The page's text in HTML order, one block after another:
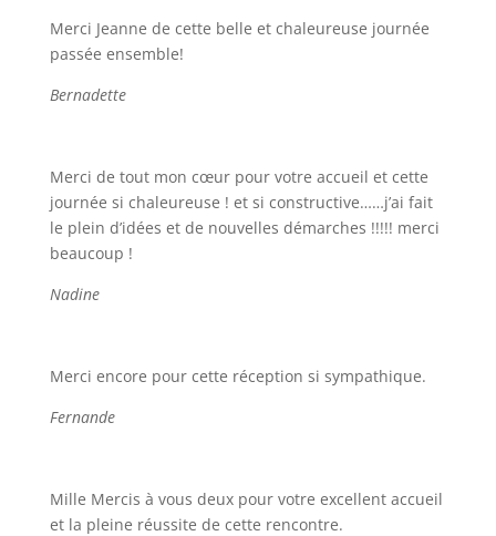
Merci Jeanne de cette belle et chaleureuse journée
passée ensemble!
Bernadette
Merci de tout mon cœur pour votre accueil et cette
journée si chaleureuse ! et si constructive……j’ai fait
le plein d’idées et de nouvelles démarches !!!!! merci
beaucoup !
Nadine
Merci encore pour cette réception si sympathique.
Fernande
Mille Mercis à vous deux pour votre excellent accueil
et la pleine réussite de cette rencontre.